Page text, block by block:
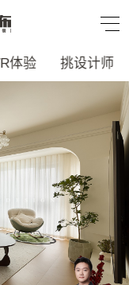
体验 挑设计师